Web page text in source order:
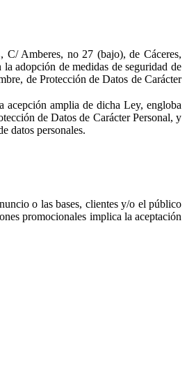
Amberes, no 27 (bajo), de Cáceres,
adopción de medidas de seguridad de
de Protección de Datos de Carácter
amplia de dicha Ley, engloba
de Datos de Carácter Personal, y
datos personales.
o las bases, clientes y/o el público
promocionales implica la aceptación